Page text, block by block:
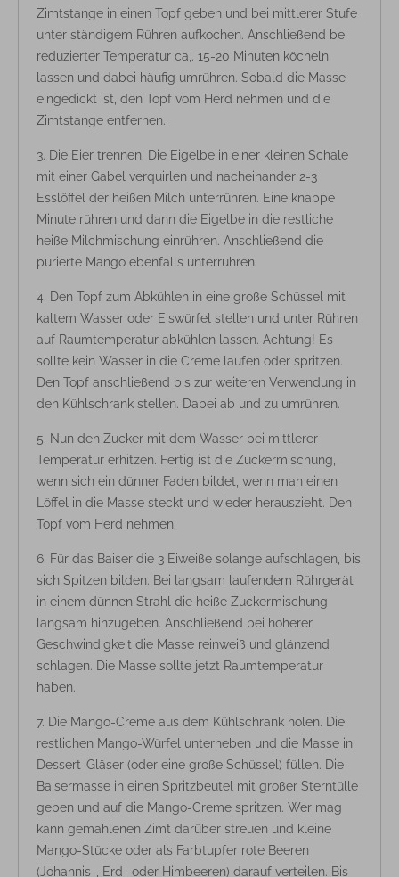
Zimtstange in einen Topf geben und bei mittlerer Stufe
unter ständigem Rühren aufkochen. Anschließend bei
reduzierter Temperatur ca,. 15-20 Minuten köcheln
lassen und dabei häufig umrühren. Sobald die Masse
eingedickt ist, den Topf vom Herd nehmen und die
Zimtstange entfernen.
Die Eier trennen. Die Eigelbe in einer kleinen Schale
mit einer Gabel verquirlen und nacheinander 2-3
Esslöffel der heißen Milch unterrühren. Eine knappe
Minute rühren und dann die Eigelbe in die restliche
heiße Milchmischung einrühren. Anschließend die
pürierte Mango ebenfalls unterrühren.
Den Topf zum Abkühlen in eine große Schüssel mit
kaltem Wasser oder Eiswürfel stellen und unter Rühren
auf Raumtemperatur abkühlen lassen. Achtung! Es
sollte kein Wasser in die Creme laufen oder spritzen.
Den Topf anschließend bis zur weiteren Verwendung in
den Kühlschrank stellen. Dabei ab und zu umrühren.
Nun den Zucker mit dem Wasser bei mittlerer
Temperatur erhitzen. Fertig ist die Zuckermischung,
wenn sich ein dünner Faden bildet, wenn man einen
Löffel in die Masse steckt und wieder herauszieht. Den
Topf vom Herd nehmen.
Für das Baiser die 3 Eiweiße solange aufschlagen, bis
sich Spitzen bilden. Bei langsam laufendem Rührgerät
in einem dünnen Strahl die heiße Zuckermischung
langsam hinzugeben. Anschließend bei höherer
Geschwindigkeit die Masse reinweiß und glänzend
schlagen. Die Masse sollte jetzt Raumtemperatur
haben.
Die Mango-Creme aus dem Kühlschrank holen. Die
restlichen Mango-Würfel unterheben und die Masse in
Dessert-Gläser (oder eine große Schüssel) füllen. Die
Baisermasse in einen Spritzbeutel mit großer Sterntülle
geben und auf die Mango-Creme spritzen. Wer mag
kann gemahlenen Zimt darüber streuen und kleine
Mango-Stücke oder als Farbtupfer rote Beeren
(Johannis-, Erd- oder Himbeeren) darauf verteilen. Bis